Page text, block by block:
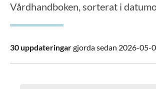
Vårdhandboken, sorterat i
30uppdateringargjorda sedan 2026-05-